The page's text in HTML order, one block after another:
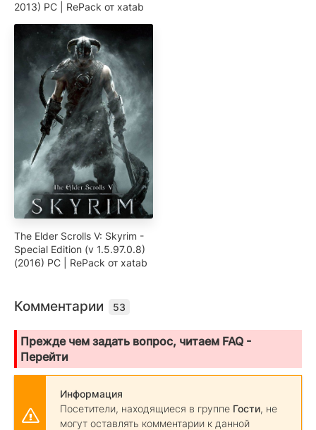
2013) PC | RePack от xatab
The Elder Scrolls V: Skyrim -
Special Edition (v 1.5.97.0.8)
(2016) PC | RePack от xatab
Комментарии 53
Прежде чем задать вопрос, читаем FAQ -
Перейти
Информация
Посетители, находящиеся в группе Гости, не
могут оставлять комментарии к данной